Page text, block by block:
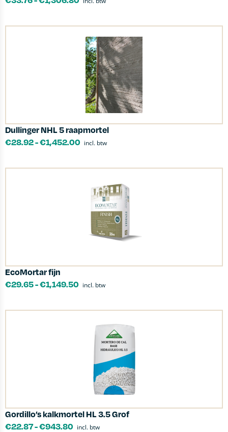
Dullinger NHL 5 raapmortel
€28.92-€1,452.00 incl. btw
EcoMortar fijn
€29.65-€1,149.50 incl. btw
Gordillo’s kalkmortel HL 3.5 Grof
€22.87-€943.80 incl. btw